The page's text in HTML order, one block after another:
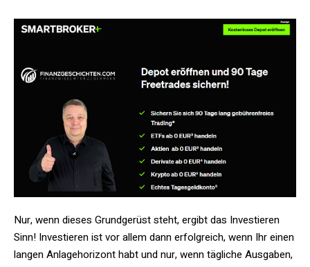
Nur, wenn dieses Grundgerüst steht, ergibt das Investieren
Sinn! Investieren ist vor allem dann erfolgreich, wenn Ihr einen
langen Anlagehorizont habt und nur, wenn tägliche Ausgaben,